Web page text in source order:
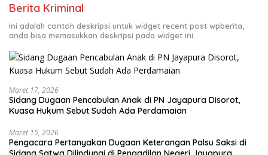
Berita Kriminal
Ini adalah contoh deskripsi untuk widget recent post wpberita,
anda bisa memasukkan deskripsi pada widget ini.
Maret 17, 2026
Sidang Dugaan Pencabulan Anak di PN Jayapura Disorot,
Kuasa Hukum Sebut Sudah Ada Perdamaian
Maret 15, 2026
Pengacara Pertanyakan Dugaan Keterangan Palsu Saksi di